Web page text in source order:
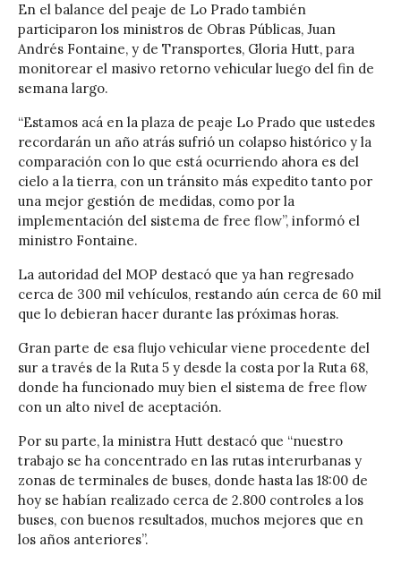
En el balance del peaje de Lo Prado también
participaron los ministros de Obras Públicas, Juan
Andrés Fontaine, y de Transportes, Gloria Hutt, para
monitorear el masivo retorno vehicular luego del fin de
semana largo.
“Estamos acá en la plaza de peaje Lo Prado que ustedes
recordarán un año atrás sufrió un colapso histórico y la
comparación con lo que está ocurriendo ahora es del
cielo a la tierra, con un tránsito más expedito tanto por
una mejor gestión de medidas, como por la
implementación del sistema de free flow”, informó el
ministro Fontaine.
La autoridad del MOP destacó que ya han regresado
cerca de 300 mil vehículos, restando aún cerca de 60 mil
que lo debieran hacer durante las próximas horas.
Gran parte de esa flujo vehicular viene procedente del
sur a través de la Ruta 5 y desde la costa por la Ruta 68,
donde ha funcionado muy bien el sistema de free flow
con un alto nivel de aceptación.
Por su parte, la ministra Hutt destacó que “nuestro
trabajo se ha concentrado en las rutas interurbanas y
zonas de terminales de buses, donde hasta las 18:00 de
hoy se habían realizado cerca de 2.800 controles a los
buses, con buenos resultados, muchos mejores que en
los años anteriores”.